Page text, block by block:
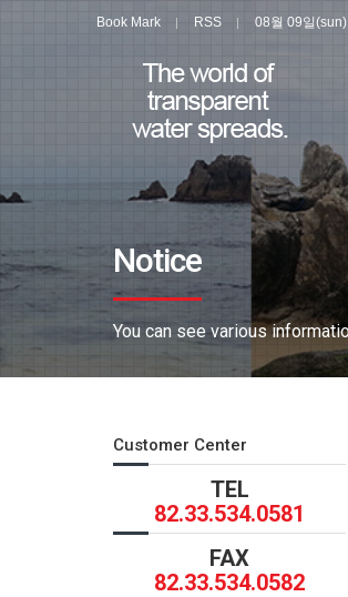
Book Mark RSS 08월 09일(sun)
Notice
You can see various
Customer Center
TEL
82.33.534.0581
FAX
82.33.534.0582